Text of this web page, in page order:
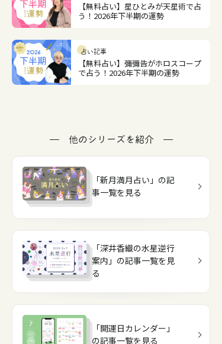
【無料占い】星ひとみが天星術で占
う！2026年下半期の運勢
占い記事
【無料占い】彌彌告がホロスコープ
で占う！2026年下半期の運勢
他のシリーズを紹介
「新月満月占い」の記
事一覧を見る
「深井香織の水星逆行
案内」の記事一覧を見
る
「開運日カレンダー」
の記事一覧を見る